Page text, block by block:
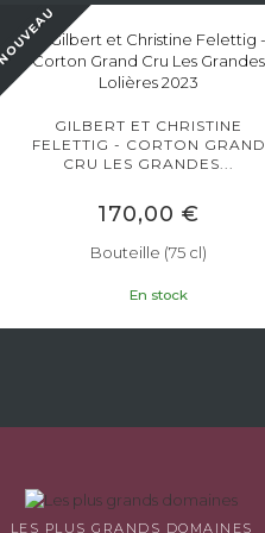
NOUVEAU
GILBERT ET CHRISTINE
FELETTIG - CORTON GRAND
CRU LES GRANDES...
170,00 €
Bouteille (75 cl)
En stock
LES PLUS GRANDS DOMAINES